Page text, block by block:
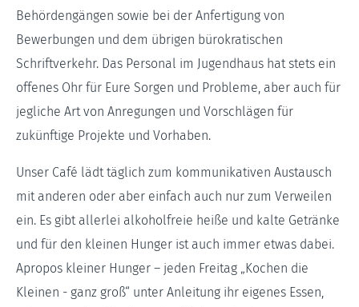
Behördengängen sowie bei der Anfertigung von
Bewerbungen und dem übrigen bürokratischen
Schriftverkehr. Das Personal im Jugendhaus hat stets ein
offenes Ohr für Eure Sorgen und Probleme, aber auch für
jegliche Art von Anregungen und Vorschlägen für
zukünftige Projekte und Vorhaben.
Unser Café lädt täglich zum kommunikativen Austausch
mit anderen oder aber einfach auch nur zum Verweilen
ein. Es gibt allerlei alkoholfreie heiße und kalte Getränke
und für den kleinen Hunger ist auch immer etwas dabei.
Apropos kleiner Hunger – jeden Freitag „Kochen die
Kleinen - ganz groß“ unter Anleitung ihr eigenes Essen,